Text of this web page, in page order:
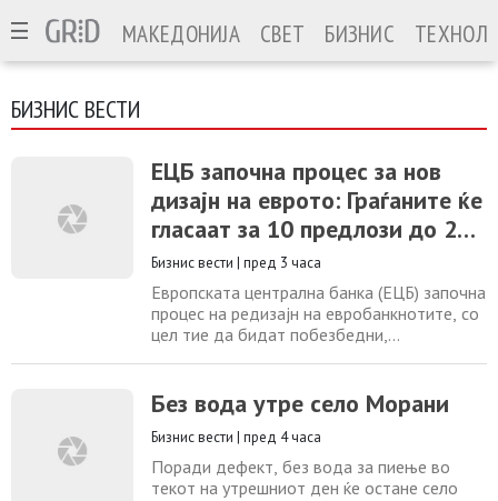
МАКЕДОНИЈА СВЕТ БИЗНИС
БИЗНИС ВЕСТИ
ЕЦБ започна процес за нов
дизајн на еврото: Граѓаните ќе
гласаат за 10 предлози до 21
септември
Бизнис вести | пред 3 часа
Европската централна банка (ЕЦБ) започна
процес на редизајн на евробанкнотите, со
цел тие да бидат побезбедни,
јавноста ќе може да гласа до 21
септември, додека конечниот избор треба
да биде направен до крајот на годинава.
Еврото е официјална валута во 21 од 27-
те земји
Без вода утре село Морани
Бизнис вести | пред 4 часа
Поради дефект, без вода за пиење во
текот на утрешниот ден ќе остане село